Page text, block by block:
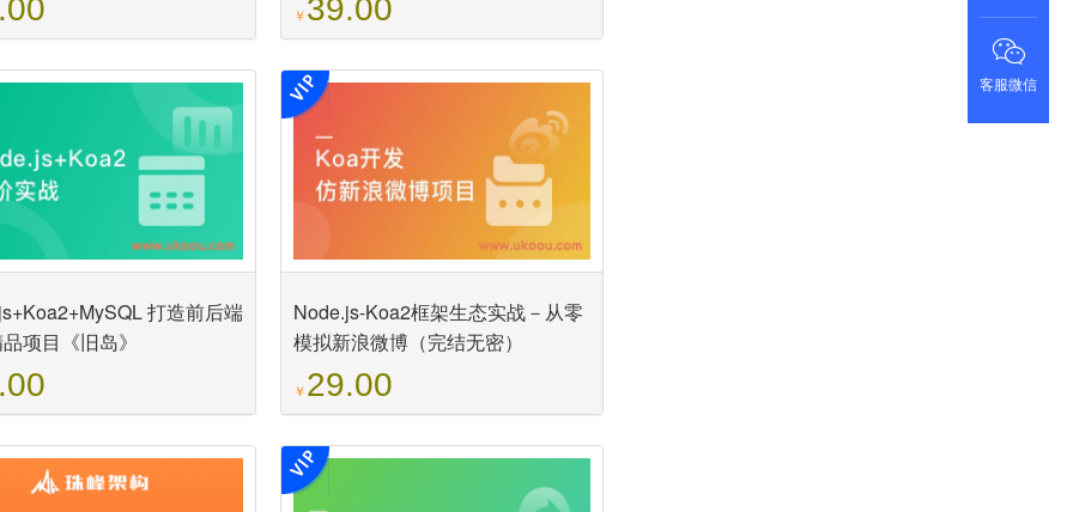
￥39.00
打造前后端
项目《旧岛》
Node.js-Koa2框架生态实战－从零
模拟新浪微博（完结无密）
￥29.00
客服微信